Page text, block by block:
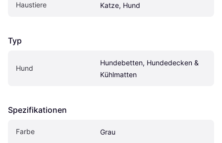
Haustiere Katze, Hund
Typ
Hund
Hundebetten, Hundedecken &
Kühlmatten
Spezifikationen
Farbe Grau